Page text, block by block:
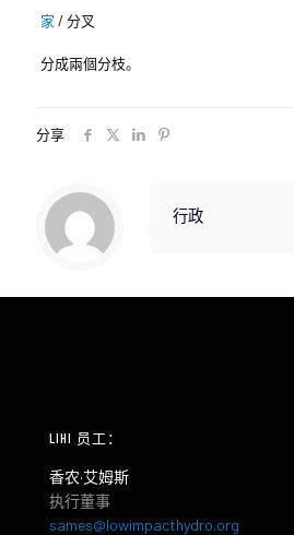
家 /分叉
分成兩個分枝。
分享
行政
LIHI 员工：
香农·艾姆斯
执行董事
sames@lowimpacthydro.org